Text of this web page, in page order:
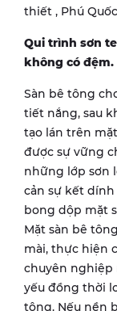
thiết , Phú
Qui trình sơn
không có
Sàn bê tông
tiết nắng, sau
tạo lán trên
được sự vững
những lớp sơn
cản sự kết
bong dộp mặt
Mặt sàn bê
mài, thực hiện
chuyên
yếu đồng thời
tông. Nếu nền